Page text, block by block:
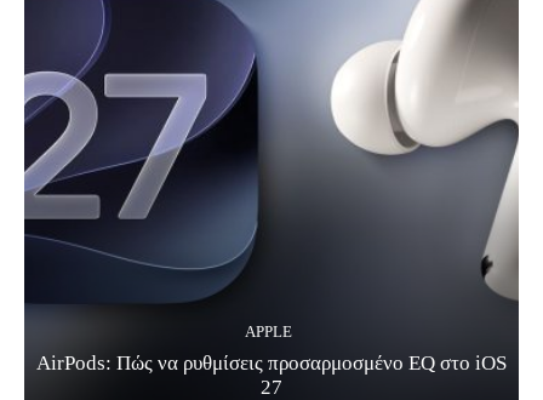
APPLE
AirPods: Πώς να ρυθμίσεις προσαρμοσμένο EQ στο iOS
27